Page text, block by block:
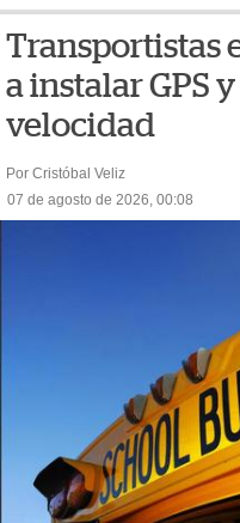
Transportistas
a instalar GPS
velocidad
Por Cristóbal Veliz
07 de agosto de 2026, 00:08